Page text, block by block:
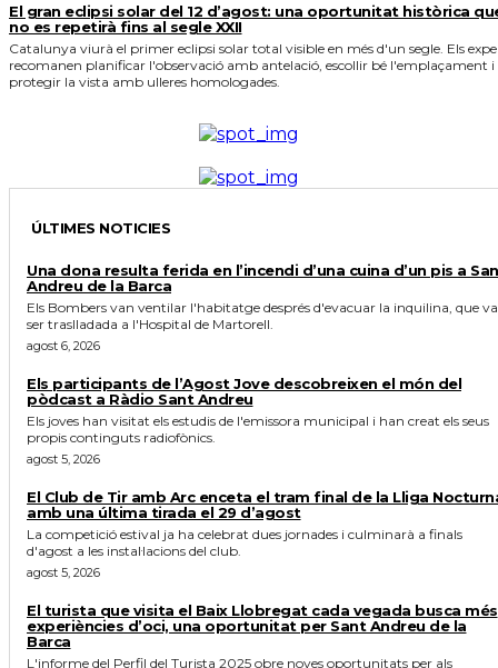
El gran eclipsi solar del 12 d’agost: una oportunitat històrica
no es repetirà fins al segle XXII
Catalunya viurà el primer eclipsi solar total visible en més d'un segle. Els
recomanen planificar l'observació amb antelació, escollir bé l'emplaçament i
protegir la vista amb ulleres homologades.
ÚLTIMES NOTICIES
Una dona resulta ferida en l’incendi d’una cuina d’un pis a
Andreu de la Barca
Els Bombers van ventilar l'habitatge després d'evacuar la inquilina, que va
ser traslladada a l'Hospital de Martorell.
agost 6, 2026
Els participants de l’Agost Jove descobreixen el món del
pòdcast a Ràdio Sant Andreu
Els joves han visitat els estudis de l'emissora municipal i han creat els seus
propis continguts radiofònics.
agost 5, 2026
El Club de Tir amb Arc enceta el tram final de la Lliga
amb una última tirada el 29 d’agost
La competició estival ja ha celebrat dues jornades i culminarà a finals
d'agost a les instal·lacions del club.
agost 5, 2026
El turista que visita el Baix Llobregat cada vegada busca més
experiències d’oci, una oportunitat per Sant Andreu de la
Barca
L'informe del Perfil del Turista 2025 obre noves oportunitats per als